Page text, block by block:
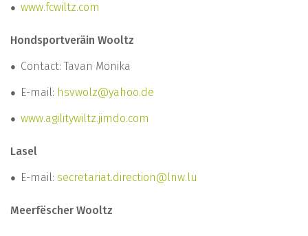
www.fcwiltz.com
Hondsportveräin Wooltz
Contact: Tavan Monika
E-mail: hsvwolz@yahoo.de
www.agilitywiltz.jimdo.com
Lasel
E-mail: secretariat.direction@lnw.lu
Meerfëscher Wooltz